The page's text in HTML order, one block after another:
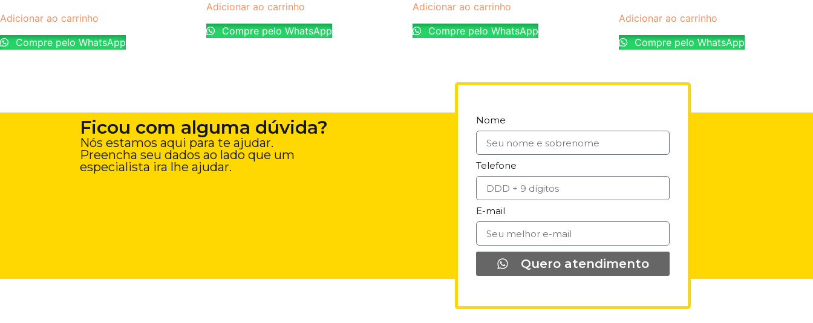
Adicionar ao carrinho
Compre pelo WhatsApp
Adicionar ao carrinho
Compre pelo WhatsApp
Adicionar ao carrinho
Compre pelo WhatsApp
Adicionar ao carrinho
Compre pelo WhatsApp
Ficou com alguma dúvida?
Nós estamos aqui para te ajudar.
Preencha seu dados ao lado que um
especialista ira lhe ajudar.
Nome
Telefone
E-mail
Quero atendimento